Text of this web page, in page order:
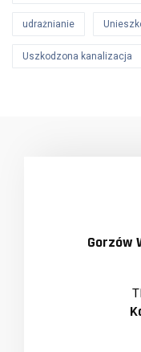
udrażnianie
Uszkodzona kanalizacja
Gorzów